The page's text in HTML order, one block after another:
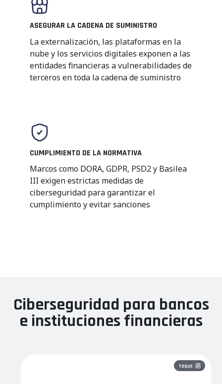
ASEGURAR LA CADENA DE SUMINISTRO
La externalización, las plataformas en la
nube y los servicios digitales exponen a las
entidades financieras a vulnerabilidades de
terceros en toda la cadena de suministro
CUMPLIMIENTO DE LA NORMATIVA
Marcos como DORA, GDPR, PSD2 y Basilea
III exigen estrictas medidas de
ciberseguridad para garantizar el
cumplimiento y evitar sanciones
Ciberseguridad para bancos
e instituciones financieras
TOQUE